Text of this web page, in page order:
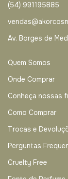
(54) 991195885
Av. Borges de
Quem Somos
Onde Comprar
Conheça nossas
Como Comprar
Trocas e
Perguntas
Cruelty Free